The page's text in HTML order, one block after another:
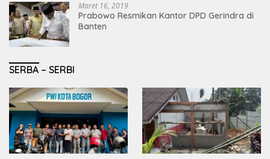
Maret 16, 2019
Prabowo Resmikan Kantor DPD Gerindra di
Banten
SERBA – SERBI